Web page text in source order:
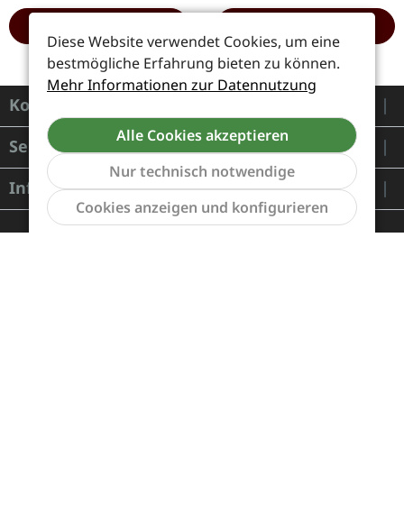
Kontakt
Service
Informationen
Diese Website verwendet Cookies, um eine
bestmögliche Erfahrung bieten zu können.
Mehr Informationen zur Datennutzung
Alle Cookies akzeptieren
Nur technisch notwendige
Cookies anzeigen und konfigurieren